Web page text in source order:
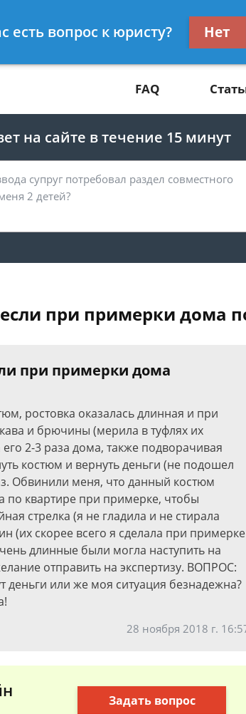
FAQ
на сайте в течение 15 минут
при примерки дома
при примерки дома
ростовка оказалась длинная и при
и брючины (мерила в туфлях их
2-3 раза дома, также подворачивая
костюм и вернуть деньги (не подошел
Обвинили меня, что данный костюм
квартире при примерке, чтобы
стрелка (я не гладила и не стирала
(их скорее всего я сделала при примерке
длинные были могла наступить на
отправить на экспертизу. ВОПРОС:
деньги или же моя ситуация безнадежна?
28 ноября 2018 г.
Задать вопрос
есть вопрос к юристу? Нет